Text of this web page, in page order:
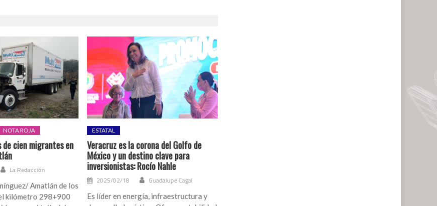
NOTA ROJA
de cien migrantes en
La Redacción
Amatlán de los
kilómetro 298+900
ESTATAL
Veracruz es la corona del Golfo de
México y un destino clave para
inversionistas: Rocío Nahle
2025/02/18 Guadalupe Cagal
Es líder en energía, infraestructura y